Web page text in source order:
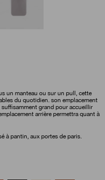
un manteau ou sur un pull, cette
du quotidien. son emplacement
suffisamment grand pour accueillir
arrière permettra quant à
à pantin, aux portes de paris.